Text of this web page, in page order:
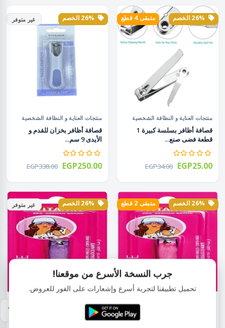
متبقى 4 قطع
منتجات العناية و النظافة الشخصية
قصافة أظافر بسلسة كبيرة 1
قطعة فضى صنع...
EGP34.00 EGP25.00
غير متوفر
منتجات العناية و النظافة الشخصية
قصافة أظافر بخزان للقدم و
الأيدى 9 سم...
EGP338.00 EGP250.00
متبقى 2 قطع
منتجات العناية و النظافة الشخصية
قصافة أظافر 6 سم بمبى 1 قطعة
غير متوفر
منتجات العناية و النظافة الشخصية
جرب النسخة الأسرع من موقعنا!
تحميل تطبيقنا لتجربة أسرع وإشعارات على الفور للعروض.